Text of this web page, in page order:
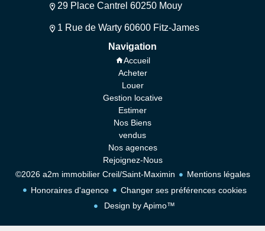
29 Place Cantrel 60250 Mouy
1 Rue de Warty 60600 Fitz-James
Navigation
Accueil
Acheter
Louer
Gestion locative
Estimer
Nos Biens
vendus
Nos agences
Rejoignez-Nous
©2026 a2m immobilier Creil/Saint-Maximin
Mentions légales
Honoraires d'agence
Changer ses préférences cookies
Design byApimo™